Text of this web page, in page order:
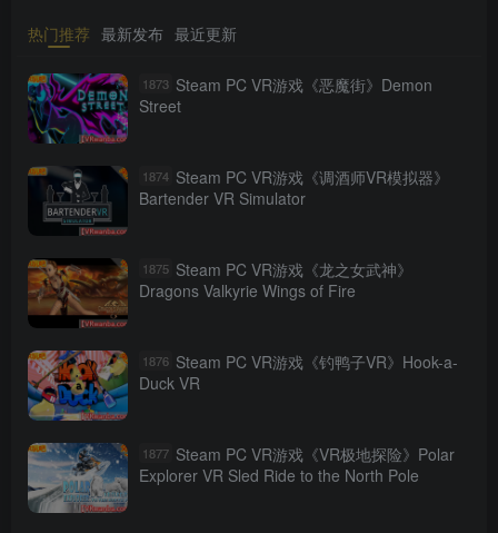
热门推荐 最新发布 最近更新
1873 Steam PC VR游戏《恶魔街》Demon
Street
1874 Steam PC VR游戏《调酒师VR模拟器》
Bartender VR Simulator
1875 Steam PC VR游戏《龙之女武神》
Dragons Valkyrie Wings of Fire
1876 Steam PC VR游戏《钓鸭子VR》Hook-a-
Duck VR
1877 Steam PC VR游戏《VR极地探险》Polar
Explorer VR Sled Ride to the North Pole